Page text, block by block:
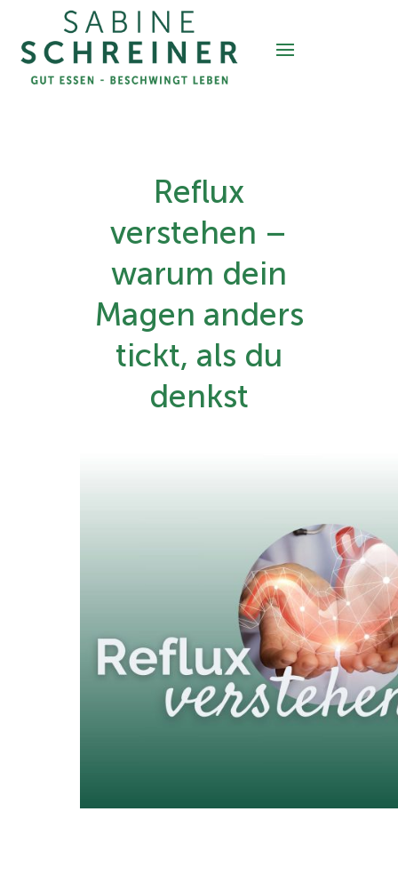
Reflux
verstehen –
warum dein
Magen anders
tickt, als du
denkst